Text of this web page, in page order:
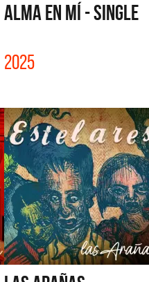
ALMA EN MÍ - SINGLE
2025